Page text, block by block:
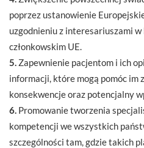
poprzez ustanowienie
uzgodnieniu z interesariuszami
członkowskim UE.
5. Zapewnienie pacjentom i ich
informacji, które mogą pomóc im
konsekwencje oraz potencjalny
6. Promowanie tworzenia
kompetencji we wszystkich
szczególności tam, gdzie takich